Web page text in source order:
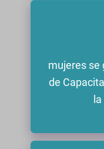
mujeres se
de